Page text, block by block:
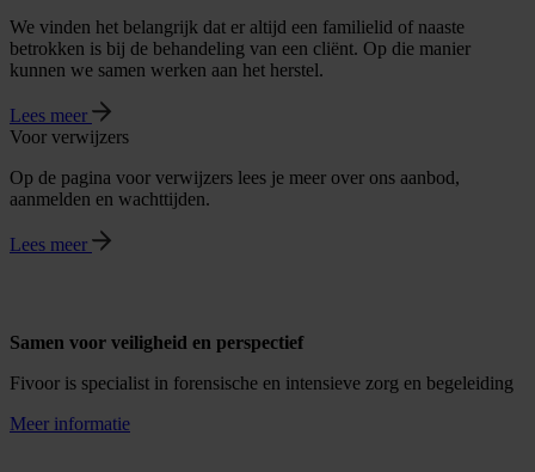
We vinden het belangrijk dat er altijd een familielid of naaste
betrokken is bij de behandeling van een cliënt. Op die manier
kunnen we samen werken aan het herstel.
Lees meer
Voor verwijzers
Op de pagina voor verwijzers lees je meer over ons aanbod,
aanmelden en wachttijden.
Lees meer
Samen voor veiligheid en perspectief
Fivoor is specialist in forensische en intensieve zorg en begeleiding
Meer informatie